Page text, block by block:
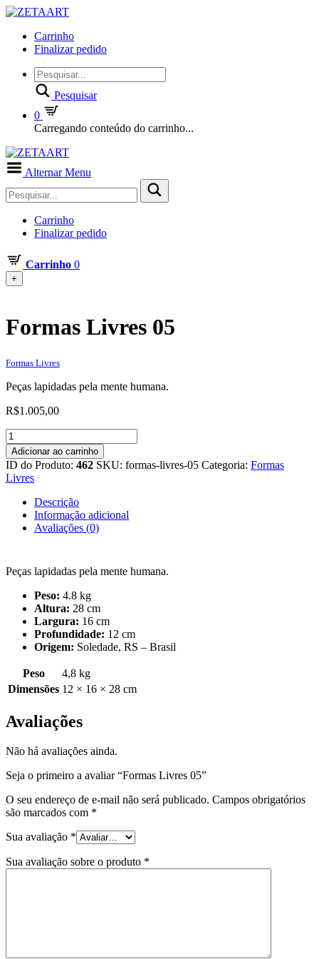
Carrinho
Finalizar pedido
Pesquisar
0
Carregando conteúdo do carrinho...
Alternar Menu
Carrinho
Finalizar pedido
Carrinho 0
+
Formas Livres 05
Formas Livres
Peças lapidadas pela mente humana.
R$1.005,00
Formas
Livres
05
quantidade
Adicionar ao carrinho
ID do Produto: 462 SKU: formas-livres-05 Categoria: Formas
Livres
Descrição
Informação adicional
Avaliações (0)
Peças lapidadas pela mente humana.
Peso: 4.8 kg
Altura: 28 cm
Largura: 16 cm
Profundidade: 12 cm
Origem: Soledade, RS – Brasil
Peso
4,8 kg
Dimensões 12 × 16 × 28 cm
Avaliações
Não há avaliações ainda.
Seja o primeiro a avaliar “Formas Livres 05”
O seu endereço de e-mail não será publicado. Campos obrigatórios
são marcados com *
Sua avaliação *
Sua avaliação sobre o produto *